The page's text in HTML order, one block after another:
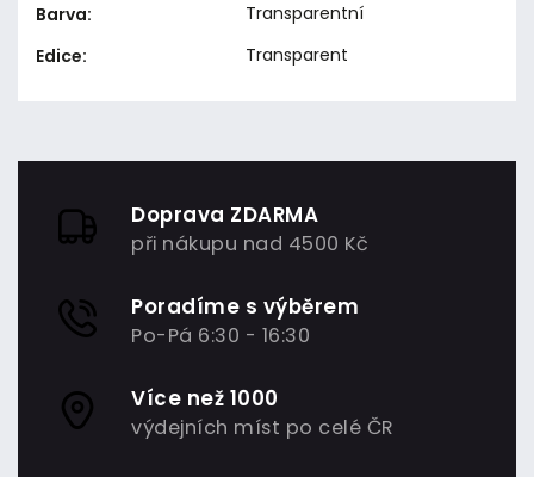
Barva:
Transparentní
Edice: Transparent
Doprava ZDARMA
při nákupu nad 4500 Kč
Poradíme s výběrem
Po-Pá 6:30 - 16:30
Více než 1000
výdejních míst po celé ČR